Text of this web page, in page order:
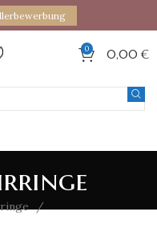
0 0,00 €